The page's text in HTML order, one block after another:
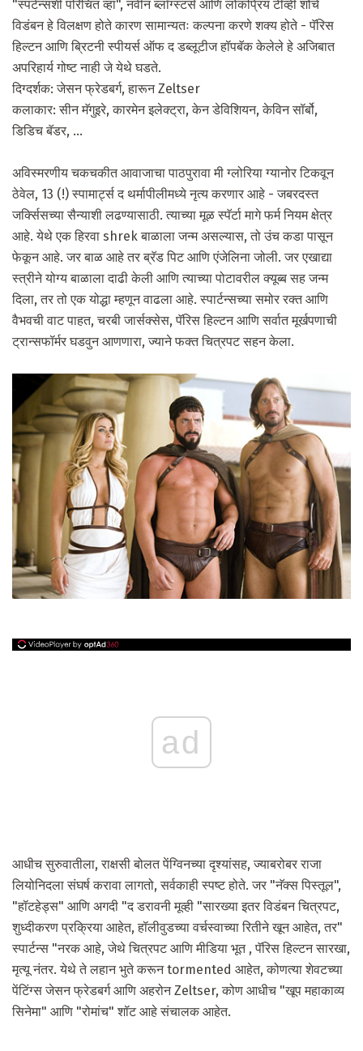
"स्पर्टन्सशी परिचित व्हा", नवीन ब्लॉग्स्टर्स आणि लोकप्रिय टीव्ही शोचे
विडंबन हे विलक्षण होते कारण सामान्यतः कल्पना करणे शक्य होते - पॅरिस
हिल्टन आणि ब्रिटनी स्पीयर्स ऑफ द डब्लूटीज हॉपबॅक केलेले हे अजिबात
अपरिहार्य गोष्ट नाही जे येथे घडते.
दिग्दर्शक: जेसन फ्रेडबर्ग, हारून Zeltser
कलाकार: सीन मॅगुइरे, कारमेन इलेक्ट्रा, केन डेविशियन, केविन सॉर्बो,
डिडिच बॅडर, ...
अविस्मरणीय चकचकीत आवाजाचा पाठपुरावा मी ग्लोरिया ग्यानोर टिकवून
ठेवेल, 13 (!) स्पामार्ट्स द थर्मापीलीमध्ये नृत्य करणार आहे - जबरदस्त
जर्क्सिसच्या सैन्याशी लढण्यासाठी. त्याच्या मूळ स्पॅर्टा मागे फर्म नियम क्षेत्र
आहे. येथे एक हिरवा shrek बाळाला जन्म असल्यास, तो उंच कडा पासून
फेकून आहे. जर बाळ आहे तर ब्रॅड पिट आणि एंजेलिना जोली. जर एखाद्या
स्त्रीने योग्य बाळाला दाढी केली आणि त्याच्या पोटावरील क्यूब्ब सह जन्म
दिला, तर तो एक योद्धा म्हणून वाढला आहे. स्पार्टन्सच्या समोर रक्त आणि
वैभवची वाट पाहत, चरबी जार्सक्सेस, पॅरिस हिल्टन आणि सर्वात मूर्खपणाची
ट्रान्सफॉर्मर घडवुन आणणारा, ज्याने फक्त चित्रपट सहन केला.
ad
आधीच सुरुवातीला, राक्षसी बोलत पेंग्विनच्या दृश्यांसह, ज्याबरोबर राजा
लियोनिदला संघर्ष करावा लागतो, सर्वकाही स्पष्ट होते. जर "नॅक्स पिस्तूल",
"हॉटहेड्स" आणि अगदी "द डरावनी मूव्ही "सारख्या इतर विडंबन चित्रपट,
शुध्दीकरण प्रक्रिया आहेत, हॉलीवुडच्या वर्चस्वाच्या रितीने खून आहेत, तर"
स्पार्टन्स "नरक आहे, जेथे चित्रपट आणि मीडिया भूत , पॅरिस हिल्टन सारखा,
मृत्यू नंतर. येथे ते लहान भुते करून tormented आहेत, कोणत्या शेवटच्या
पेंटिंग्स जेसन फ्रेडबर्ग आणि अहरोन Zeltser, कोण आधीच "खूप महाकाव्य
सिनेमा" आणि "रोमांच" शॉट आहे संचालक आहेत.